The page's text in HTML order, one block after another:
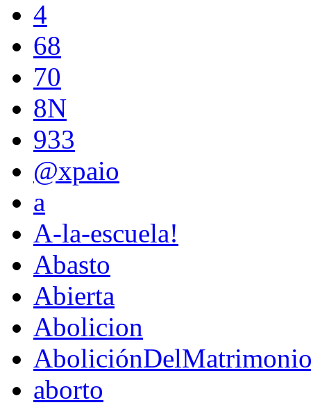
4
68
70
8N
933
@xpaio
a
A-la-escuela!
Abasto
Abierta
Abolicion
aborto